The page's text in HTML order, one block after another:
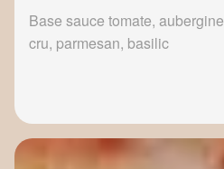
Base sauce tomate,
cru, parmesan, basilic